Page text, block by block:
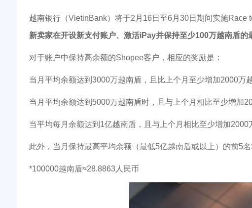
越南银行（VietinBank）将于2月16日至6月30日期间实施
新卖家在开设新支付账户、激活iPay并保持至少100万越南盾的
对于账户中保持高余额的Shopee客户，相应的奖励是：
当月平均余额达到3000万越南盾，且比上个月至少增加2000万
当月平均余额达到5000万越南盾时，且与上个月相比至少增加
当平均每月余额达到1亿越南盾，且与上个月相比至少增加2000
此外，当月保持最高平均余额（最低5亿越南盾或以上）的前5
*100000越南盾≈28.8863人民币